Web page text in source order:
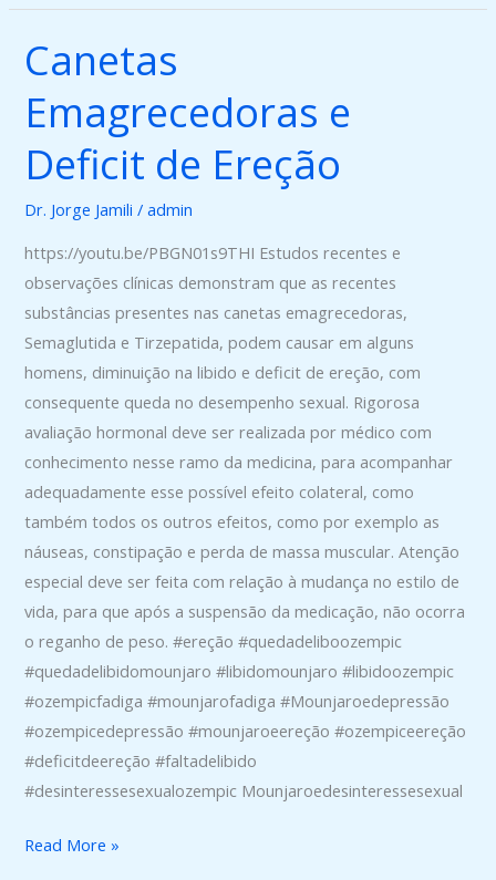
Canetas
Emagrecedoras e
Deficit de Ereção
Dr. Jorge Jamili /admin
https://youtu.be/PBGN01s9THI Estudos recentes e
observações clínicas demonstram que as recentes
substâncias presentes nas canetas emagrecedoras,
Semaglutida e Tirzepatida, podem causar em alguns
homens, diminuição na libido e deficit de ereção, com
consequente queda no desempenho sexual. Rigorosa
avaliação hormonal deve ser realizada por médico com
conhecimento nesse ramo da medicina, para acompanhar
adequadamente esse possível efeito colateral, como
também todos os outros efeitos, como por exemplo as
náuseas, constipação e perda de massa muscular. Atenção
especial deve ser feita com relação à mudança no estilo de
vida, para que após a suspensão da medicação, não ocorra
o reganho de peso. #ereção #quedadeliboozempic
#quedadelibidomounjaro #libidomounjaro #libidoozempic
#ozempicfadiga #mounjarofadiga #Mounjaroedepressão
#ozempicedepressão #mounjaroeereção #ozempiceereção
#deficitdeereção #faltadelibido
#desinteressesexualozempic Mounjaroedesinteressesexual
Canetas
Emagrecedoras
e
Read More »